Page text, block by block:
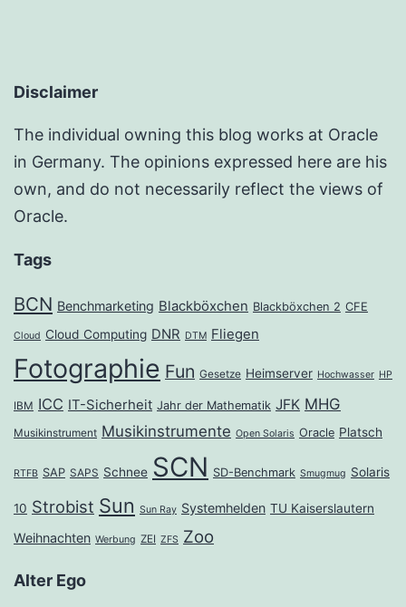
Disclaimer
The individual owning this blog works at Oracle
in Germany. The opinions expressed here are his
own, and do not necessarily reflect the views of
Oracle.
Tags
BCN Benchmarketing Blackböxchen Blackböxchen 2 CFE
Cloud Cloud Computing DNR DTM Fliegen
Fotographie Fun Gesetze Heimserver Hochwasser HP
IBM ICC IT-Sicherheit Jahr der Mathematik JFK MHG
Musikinstrument Musikinstrumente Open Solaris Oracle Platsch
RTFB SAP SAPS Schnee SCN SD-Benchmark Smugmug Solaris
10 Strobist Sun Sun Ray Systemhelden TU Kaiserslautern
Weihnachten Werbung ZEI ZFS Zoo
Alter Ego